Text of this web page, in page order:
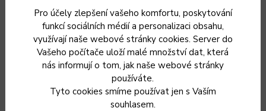
Pro účely zlepšení vašeho komfortu, poskytování
funkcí sociálních médií a personalizaci obsahu,
využívají naše webové stránky cookies. Server do
Vašeho počítače uloží malé množství dat, která
nás informují o tom, jak naše webové stránky
používáte.
Tyto cookies smíme používat jen s Vaším
souhlasem.